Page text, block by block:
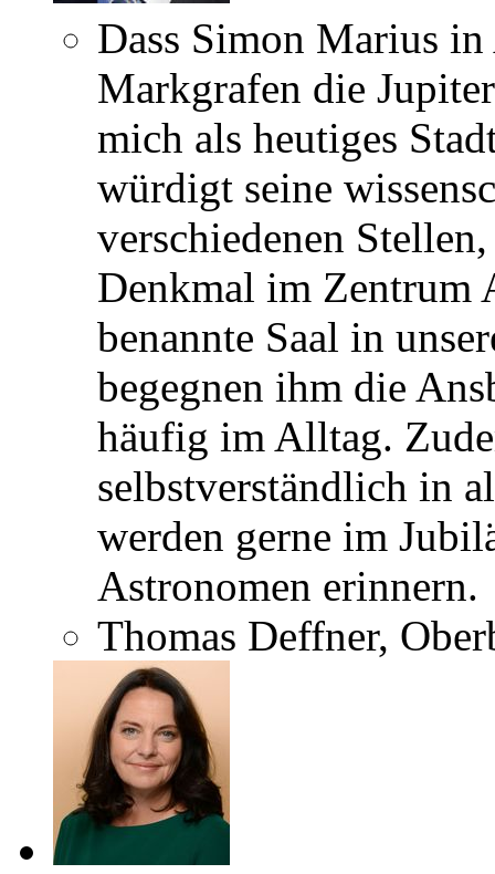
Dass Simon Marius
Markgrafen die
mich als heutiges
würdigt seine
verschiedenen
Denkmal im Zentrum
benannte Saal in
begegnen ihm die
häufig im Alltag.
selbstverständlich in
werden gerne im
Astronomen erinnern.
Thomas Deffner,